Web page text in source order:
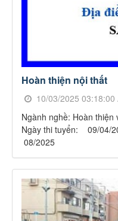
Hoàn thiện nội thất
10/03/2025 03:18:00
Ngành nghề: Hoàn
Ngày thi tuyển: 09/04/
08/2025